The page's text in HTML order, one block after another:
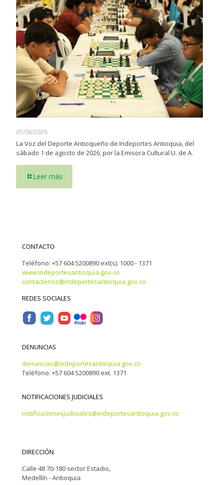
01/08/2026
La Voz del Deporte Antioqueño de Indeportes Antioquia, del
sábado 1 de agosto de 2026, por la Emisora Cultural U. de A.
Leer más
CONTACTO
Teléfono: +57 604 5200890 ext(s). 1000 - 1371
www.indeportesantioquia.gov.co
contactenos@indeportesantioquia.gov.co
REDES SOCIALES
DENUNCIAS
denuncias@indeportesantioquia.gov.co
Teléfono: +57 604 5200890 ext. 1371
NOTIFICACIONES JUDICIALES
notificacionesjudiciales@indeportesantioquia.gov.co
DIRECCIÓN
Calle 48 70-180 sector Estadio,
Medellín - Antioquia